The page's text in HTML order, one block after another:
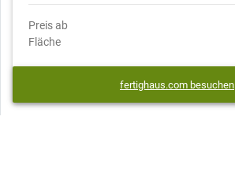
Preis ab
Fläche
fertighaus.com besuchen